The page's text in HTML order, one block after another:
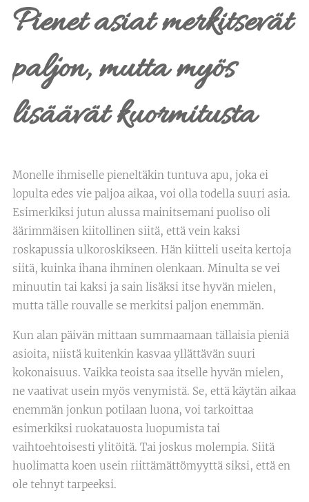
Pienet asiat merkitsevät
paljon, mutta myös
lisäävät kuormitusta
Monelle ihmiselle pieneltäkin tuntuva apu, joka ei
lopulta edes vie paljoa aikaa, voi olla todella suuri asia.
Esimerkiksi jutun alussa mainitsemani puoliso oli
äärimmäisen kiitollinen siitä, että vein kaksi
roskapussia ulkoroskikseen. Hän kiitteli useita kertoja
siitä, kuinka ihana ihminen olenkaan. Minulta se vei
minuutin tai kaksi ja sain lisäksi itse hyvän mielen,
mutta tälle rouvalle se merkitsi paljon enemmän.
Kun alan päivän mittaan summaamaan tällaisia pieniä
asioita, niistä kuitenkin kasvaa yllättävän suuri
kokonaisuus. Vaikka teoista saa itselle hyvän mielen,
ne vaativat usein myös venymistä. Se, että käytän aikaa
enemmän jonkun potilaan luona, voi tarkoittaa
esimerkiksi ruokatauosta luopumista tai
vaihtoehtoisesti ylitöitä. Tai joskus molempia. Siitä
huolimatta koen usein riittämättömyyttä siksi, että en
ole tehnyt tarpeeksi.